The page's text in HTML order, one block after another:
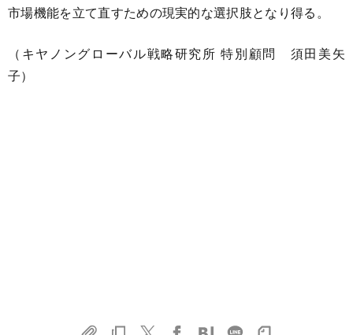
市場機能を立て直すための現実的な選択肢となり得る。
（キヤノングローバル戦略研究所 特別顧問 須田美矢
子）